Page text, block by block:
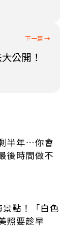
公開！
半年…你會
後時間做不
點！「白色
照要趁早